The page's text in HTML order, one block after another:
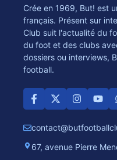
Crée en 1969, But! est
français. Présent sur
Club suit l'actualité du
du foot et des clubs
dossiers ou interviews,
football.
67, avenue Pierre